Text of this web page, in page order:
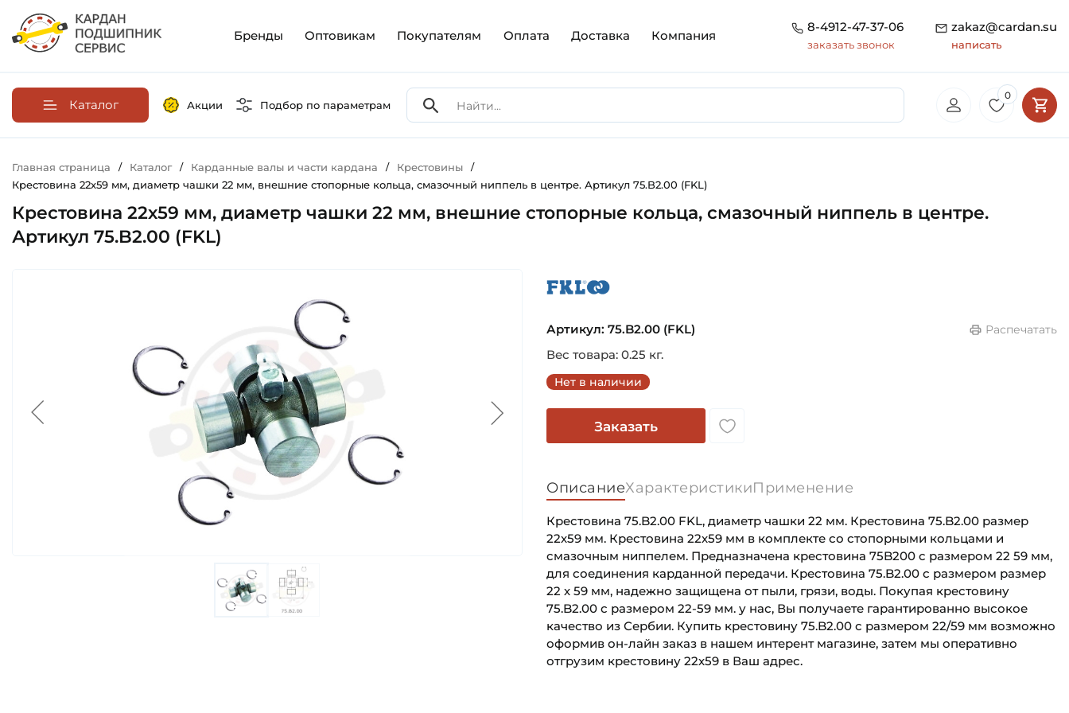
Бренды Оптовикам Покупателям Оплата Доставка Компания
8-4912-47-37-06
заказать звонок
zakaz@cardan.su
написать
Каталог Акции Подбор по параметрам
0
Главная страница / Каталог / Карданные валы и части кардана / Крестовины /
Крестовина 22х59 мм, диаметр чашки 22 мм, внешние стопорные кольца, смазочный ниппель в центре. Артикул 75.B2.00 (FKL)
Крестовина 22х59 мм, диаметр чашки 22 мм, внешние стопорные кольца, смазочный ниппель в центре.
Артикул 75.B2.00 (FKL)
Артикул: 75.B2.00 (FKL)
Распечатать
Вес товара: 0.25 кг.
Нет в наличии
Заказать
ОписаниеХарактеристикиПрименение
Крестовина 75.B2.00 FKL, диаметр чашки 22 мм. Крестовина 75.B2.00 размер
22х59 мм. Крестовина 22х59 мм в комплекте со стопорными кольцами и
смазочным ниппелем. Предназначена крестовина 75B200 с размером 22 59 мм,
для соединения карданной передачи. Крестовина 75.B2.00 с размером размер
22 х 59 мм, надежно защищена от пыли, грязи, воды. Покупая крестовину
75.B2.00 с размером 22-59 мм. у нас, Вы получаете гарантированно высокое
качество из Сербии. Купить крестовину 75.B2.00 с размером 22/59 мм возможно
оформив он-лайн заказ в нашем интерент магазине, затем мы оперативно
отгрузим крестовину 22х59 в Ваш адрес.